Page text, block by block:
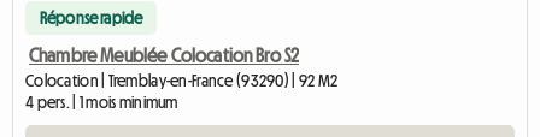
Réponse rapide
Chambre Meublée Colocation Bro S2
Colocation | Tremblay-en-France (93290) | 92 M2
4 pers. | 1 mois minimum